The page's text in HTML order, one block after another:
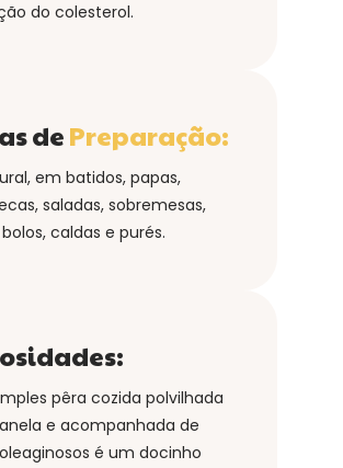
do colesterol.
dePreparação:
em batidos, papas,
saladas, sobremesas,
caldas e purés.
pêra cozida polvilhada
e acompanhada de
é um docinho